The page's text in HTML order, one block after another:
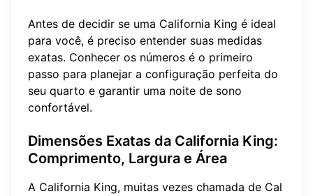
Antes de decidir se uma California King é ideal
para você, é preciso entender suas medidas
exatas. Conhecer os números é o primeiro
passo para planejar a configuração perfeita do
seu quarto e garantir uma noite de sono
confortável.
Dimensões Exatas da California King:
Comprimento, Largura e Área
A California King, muitas vezes chamada de Cal